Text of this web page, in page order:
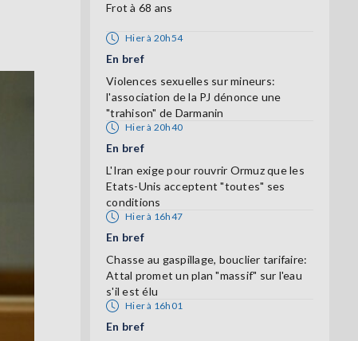
Frot à 68 ans
Hier à 20h54
En bref
Violences sexuelles sur mineurs:
l'association de la PJ dénonce une
"trahison" de Darmanin
Hier à 20h40
En bref
L'Iran exige pour rouvrir Ormuz que les
Etats-Unis acceptent "toutes" ses
conditions
Hier à 16h47
En bref
Chasse au gaspillage, bouclier tarifaire:
Attal promet un plan "massif" sur l'eau
s'il est élu
Hier à 16h01
En bref